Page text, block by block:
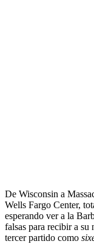
De Wisconsin a
Wells Fargo Center,
esperando ver a la
falsas para recibir a
tercer partido como